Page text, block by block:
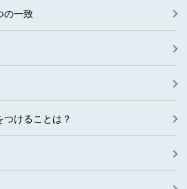
の一致
けることは？